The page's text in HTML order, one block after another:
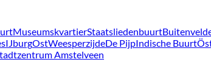
MuseumskvartierStaatsliedenbuurt
IJburgOstWeesperzijdeDe PijpIndische Buurt
Amstelveen